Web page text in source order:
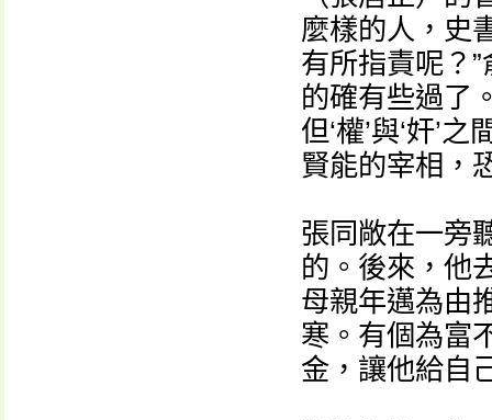
麼樣的人，史
有所指責呢？
的確有些過了
但‘權’與‘奸’
賢能的宰相，
張同敞在一旁
的。後來，他
母親年邁為由
寒。有個為富
金，讓他給自